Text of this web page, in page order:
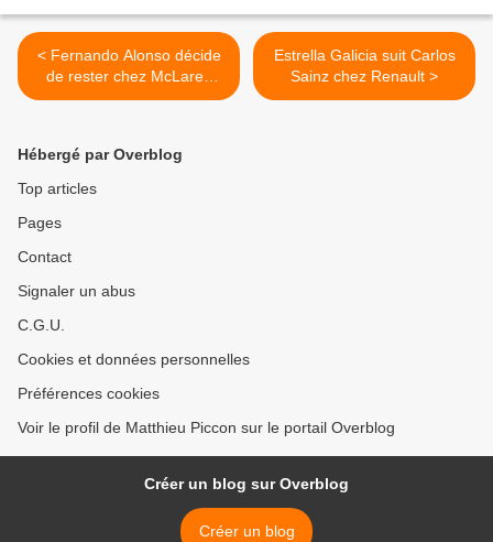
< Fernando Alonso décide
de rester chez McLaren
pour 2018
Estrella Galicia suit Carlos
Sainz chez Renault >
Hébergé par Overblog
Top articles
Pages
Contact
Signaler un abus
C.G.U.
Cookies et données personnelles
Préférences cookies
Voir le profil de Matthieu Piccon sur le portail Overblog
Créer un blog sur Overblog
Créer un blog